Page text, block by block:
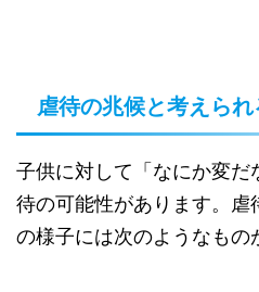
虐待の兆候と考えら
子供に対して「なにか変だ
待の可能性があります。虐
の様子には次のようなもの